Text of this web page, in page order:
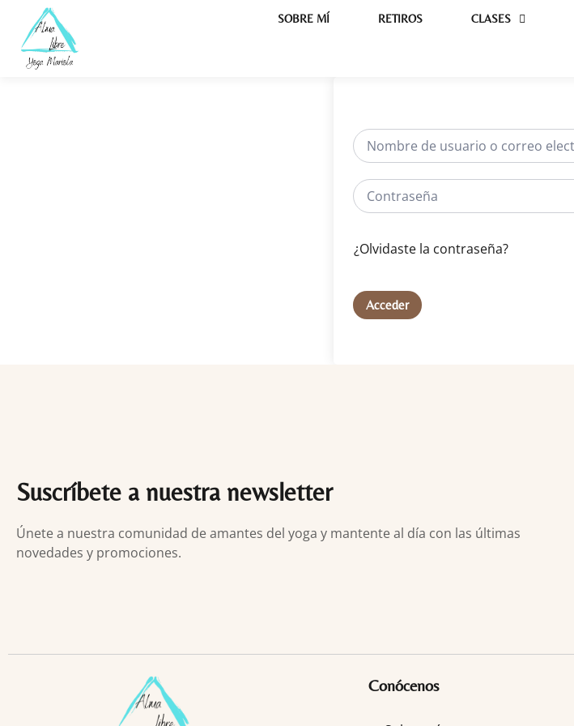
SOBRE MÍ RETIROS CLASES
¿Olvidaste la contraseña?
Acceder
Suscríbete a nuestra newsletter
Únete a nuestra comunidad de amantes del yoga y mantente al día con las últimas
novedades y promociones.
Conócenos